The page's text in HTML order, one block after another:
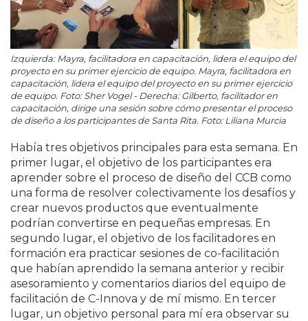
Izquierda: Mayra, facilitadora en capacitación, lidera el equipo del
proyecto en su primer ejercicio de equipo. Mayra, facilitadora en
capacitación, lidera el equipo del proyecto en su primer ejercicio
de equipo. Foto: Sher Vogel - Derecha: Gilberto, facilitador en
capacitación, dirige una sesión sobre cómo presentar el proceso
de diseño a los participantes de Santa Rita. Foto: Liliana Murcia
Había tres objetivos principales para esta semana. En
primer lugar, el objetivo de los participantes era
aprender sobre el proceso de diseño del CCB como
una forma de resolver colectivamente los desafíos y
crear nuevos productos que eventualmente
podrían convertirse en pequeñas empresas. En
segundo lugar, el objetivo de los facilitadores en
formación era practicar sesiones de co-facilitación
que habían aprendido la semana anterior y recibir
asesoramiento y comentarios diarios del equipo de
facilitación de C-Innova y de mí mismo. En tercer
lugar, un objetivo personal para mí era observar su